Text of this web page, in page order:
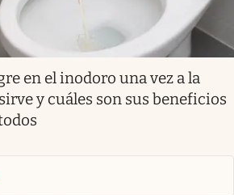
en el inodoro una vez a la
y cuáles son sus beneficios